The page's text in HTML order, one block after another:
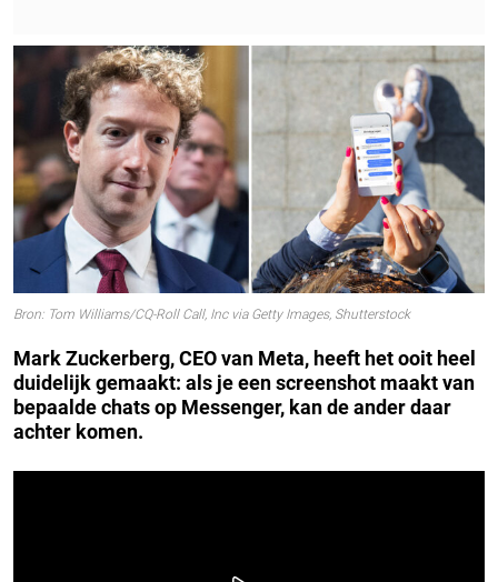
Bron: Tom Williams/CQ-Roll Call, Inc via Getty Images, Shutterstock
Mark Zuckerberg, CEO van Meta, heeft het ooit heel
duidelijk gemaakt: als je een screenshot maakt van
bepaalde chats op Messenger, kan de ander daar
achter komen.